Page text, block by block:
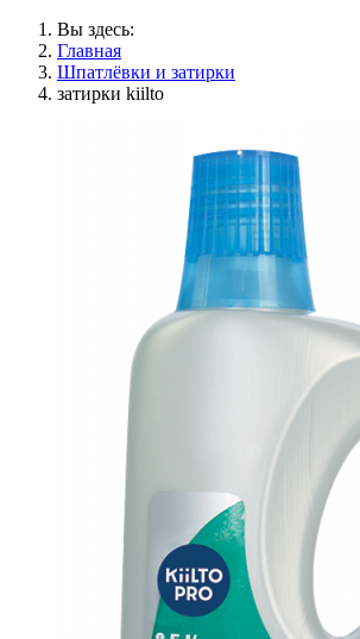
Вы здесь:
Главная
Шпатлёвки и затирки
затирки kiilto